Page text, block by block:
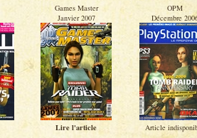
Games Master
Janvier 2007
Lire l'article
OPM
Décembre
Article